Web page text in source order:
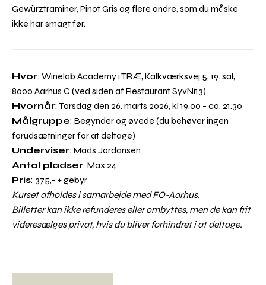
Gewürztraminer, Pinot Gris og flere andre, som du måske
ikke har smagt før.
Hvor: Winelab Academy i TRÆ, Kalkværksvej 5, 19. sal,
8000 Aarhus C (ved siden af Restaurant SyvNi13)
Hvornår: Torsdag den 26. marts 2026, kl 19.00 - ca. 21.30
Målgruppe: Begynder og øvede (du behøver ingen
forudsætninger for at deltage)
Underviser: Mads Jordansen
Antal pladser: Max 24
Pris: 375,- + gebyr
Kurset afholdes i samarbejde med FO-Aarhus.
Billetter kan ikke refunderes eller ombyttes, men de kan frit
videresælges privat, hvis du bliver forhindret i at deltage.